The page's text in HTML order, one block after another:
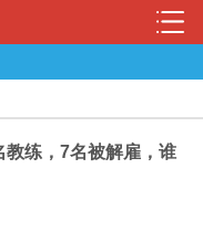
练，7名被解雇，谁